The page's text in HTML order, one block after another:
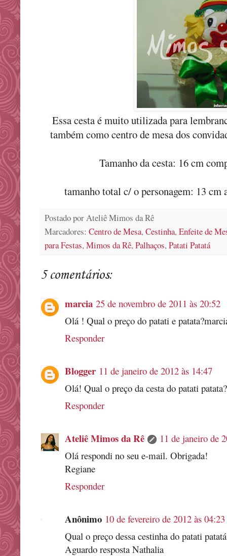
Essa cesta é muito utilizada para
também como centro de mesa dos
Tamanho da cesta: 16 cm
tamanho total c/ o personagem: 13
Postado porAteliê Mimos da Rê
Marcadores: Centro de Mesa,Cestinha,Enfeite de
para Festas,Mimos da Rê,Palhaços,Patati Patatá
5 comentários:
marcia 25 de novembro de 2011 às 20:52
Olá ! Qual o preço do patati e
Responder
Blogger 11 de janeiro de 2012 às 14:47
Olá! Qual o preço da cesta do patati
Responder
Ateliê Mimos da Rê
11 de janeiro de
Olá respondi no seu e-mail. Obrigada!
Regiane
Responder
Anônimo 10 de fevereiro de 2012 às 04:23
Qual o preço dessa cestinha do patati
Aguardo resposta Nathalia